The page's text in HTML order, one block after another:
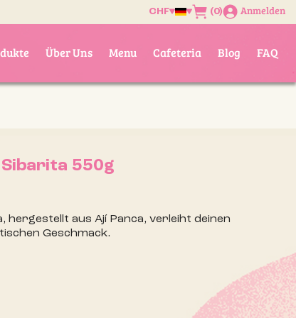
CHF (0) Anmelden
Über Uns Menu Cafeteria Blog FAQ
550g
hergestellt aus Ají Panca, verleiht deinen
Geschmack.